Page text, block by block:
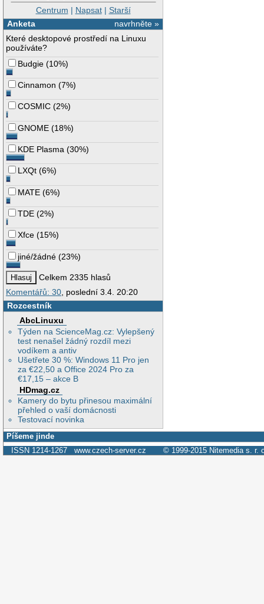
Centrum | Napsat| Starší
navrhněte »
Anketa
Které desktopové prostředí na Linuxu
používáte?
Budgie (10%)
Cinnamon (7%)
COSMIC (2%)
GNOME (18%)
KDE Plasma (30%)
LXQt (6%)
MATE (6%)
TDE (2%)
Xfce (15%)
jiné/žádné (23%)
Celkem 2335 hlasů
Komentářů: 30, poslední 3.4. 20:20
Rozcestník
AbcLinuxu
Týden na ScienceMag.cz: Vylepšený
test nenašel žádný rozdíl mezi
vodíkem a antiv
Ušetřete 30 %: Windows 11 Pro jen
za €22,50 a Office 2024 Pro za
€17,15 – akce B
HDmag.cz
Kamery do bytu přinesou maximální
přehled o vaší domácnosti
Testovací novinka
Píšeme jinde
ISSN 1214-1267 www.czech-server.cz © 1999-2015 Nitemedia s. r.